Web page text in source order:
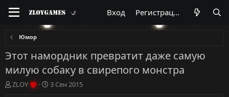
Вход Регистрация
Юмор
Этот намордник превратит даже самую
милую собаку в свирепого монстра
А
ZLOY
Д
3 Сен 2015